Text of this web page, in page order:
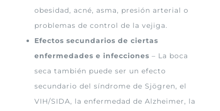
obesidad, acné, asma, presión arterial o
problemas de control de la vejiga.
Efectos secundarios de ciertas
enfermedades e infecciones – La boca
seca también puede ser un efecto
secundario del síndrome de Sjögren, el
VIH/SIDA, la enfermedad de Alzheimer, la